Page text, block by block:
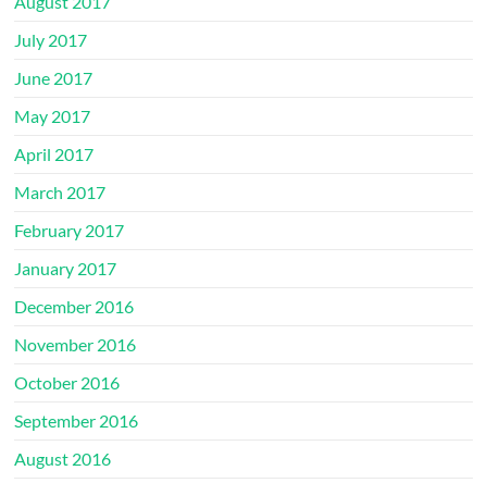
July 2017
June 2017
May 2017
April 2017
March 2017
February 2017
January 2017
December 2016
November 2016
October 2016
September 2016
August 2016